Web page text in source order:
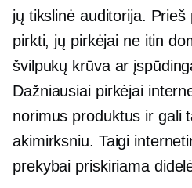
jų tikslinė auditorija.
pirkti, jų pirkėjai ne itin
švilpukų krūva ar
Dažniausiai pirkėjai
norimus produktus ir gali
akimirksniu. Taigi
prekybai priskiriama